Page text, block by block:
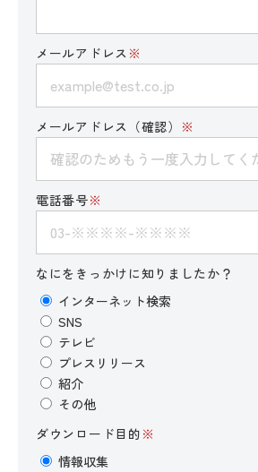
メールアドレス ※
メールアドレス（確認） ※
電話番号※
なにをきっかけに知りましたか？
インターネット検索
SNS
テレビ
プレスリリース
紹介
その他
ダウンロード目的 ※
情報収集